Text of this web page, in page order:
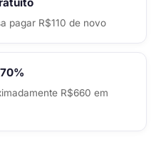
pagar R$110 de novo
R$660 em